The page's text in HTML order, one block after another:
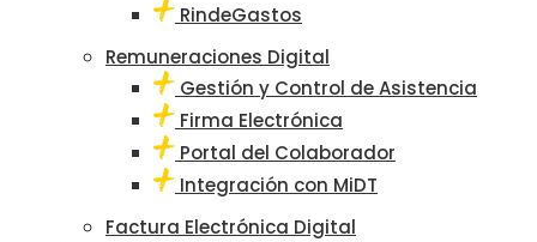
RindeGastos
Remuneraciones Digital
Gestión y Control de Asistencia
Firma Electrónica
Portal del Colaborador
Integración con MiDT
Factura Electrónica Digital